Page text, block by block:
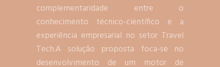
complementaridade entre o
conhecimento técnico-científico e a
experiência empresarial no setor Travel
Tech.A solução proposta foca-se no
desenvolvimento de um motor de